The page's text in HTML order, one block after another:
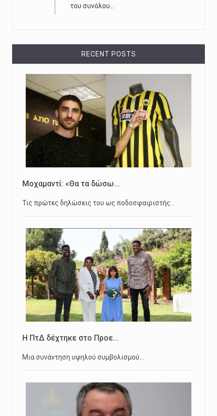
του συνόλου...
RECENT POSTS
Μοχαμαντί: «Θα τα δώσω...
Τις πρώτες δηλώσεις του ως ποδοσφαιριστής…
Η ΠτΔ δέχτηκε στο Προε...
Μια συνάντηση υψηλού συμβολισμού…